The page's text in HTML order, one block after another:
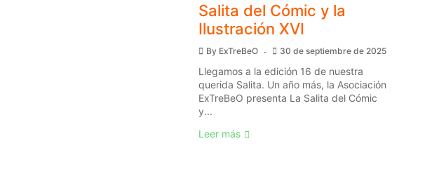
Salita del Cómic y la
Ilustración XVI
By ExTreBeO 30 de septiembre de 2025
Llegamos a la edición 16 de nuestra
querida Salita. Un año más, la Asociación
ExTreBeO presenta La Salita del Cómic
y...
Leer más